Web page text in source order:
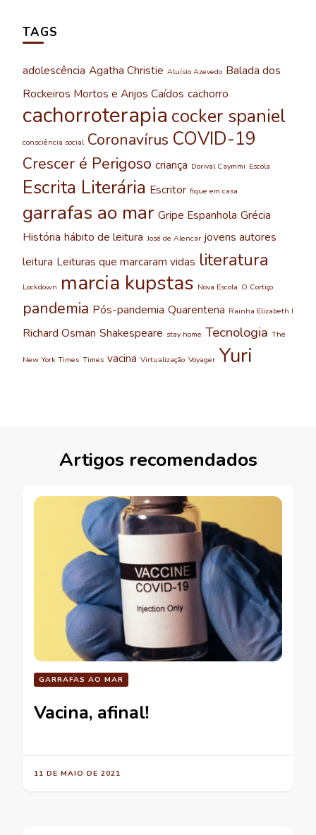
TAGS
adolescência Agatha Christie Aluísio Azevedo Balada dos
Rockeiros Mortos e Anjos Caídos cachorro
cachorroterapia cocker spaniel
consciência social Coronavírus COVID-19
Crescer é Perigoso criança Dorival Caymmi Escola
Escrita Literária Escritor fique em casa
garrafas ao mar Gripe Espanhola Grécia
História hábito de leitura José de Alencar jovens autores
leitura Leituras que marcaram vidas literatura
Lockdown marcia kupstas Nova Escola O Cortiço
pandemia Pós-pandemia Quarentena Rainha Elizabeth I
Richard Osman Shakespeare stay home Tecnologia The
New York Times Times vacina Virtualização Voyager Yuri
Artigos recomendados
GARRAFAS AO MAR
Vacina, afinal!
11 DE MAIO DE 2021